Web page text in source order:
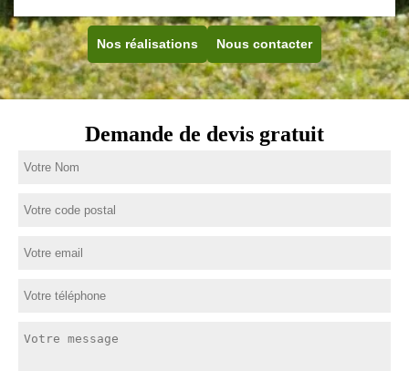
Nos réalisations Nous contacter
Demande de devis gratuit